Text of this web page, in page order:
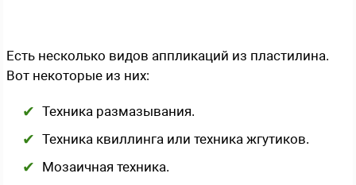
Есть несколько видов аппликаций из пластилина.
Вот некоторые из них:
Техника размазывания.
Техника квиллинга или техника жгутиков.
Мозаичная техника.